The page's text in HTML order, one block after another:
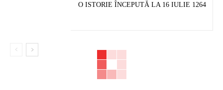
O ISTORIE ÎNCEPUTĂ LA 16 IULIE 1264